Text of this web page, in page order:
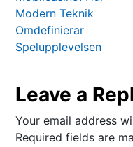
Modern Teknik
Omdefinierar
Spelupplevelsen
Leave a
Your email address
Required fields are